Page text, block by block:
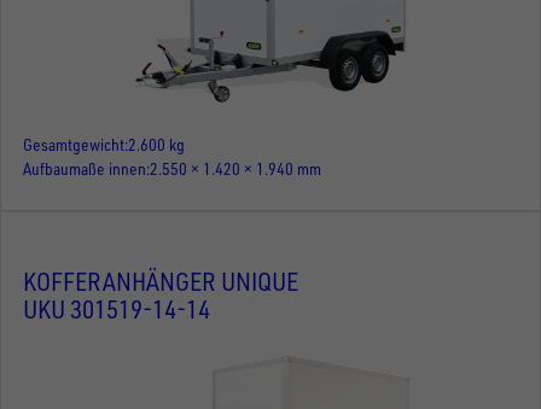
Gesamtgewicht2.600 kg
Aufbaumaße innen 2.550 × 1.420 × 1.940 mm
KOFFERANHÄNGER UNIQUE
UKU 301519-14-14